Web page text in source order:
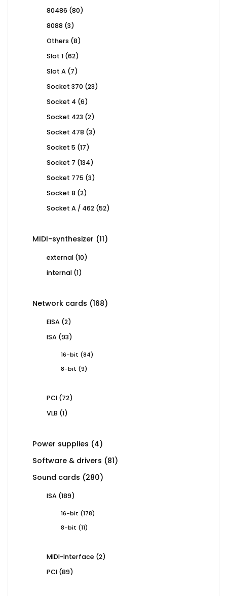
80486 8080
8088 33
Others 88
Slot 1 6262
Slot A 77
Socket 370 2323
Socket 4 66
Socket 423 22
Socket 478 33
Socket 5 1717
Socket 7 134134
Socket 775 33
Socket 8 22
Socket A / 462 5252
MIDI-synthesizer 1111
external 1010
internal 11
Network cards 168168
EISA 22
ISA 9393
16-bit 8484
8-bit
99
PCI 7272
VLB 11
Power supplies 44
Software & drivers 8181
Sound cards 280280
ISA 189189
16-bit 178178
8-bit
1111
MIDI-Interface 22
PCI 8989